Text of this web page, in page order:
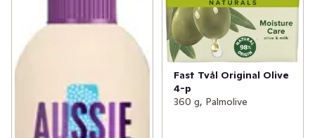
Fast Tvål Original Olive
4-p
360 g, Palmolive